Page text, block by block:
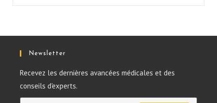
Newsletter
Recevez les dernières avancées médicales et des
conseils d'experts.